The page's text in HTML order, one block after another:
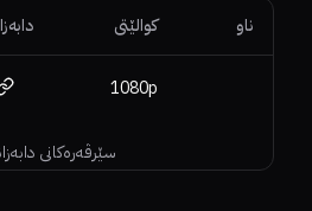
سێرڤەرەکانی
ناو کوالێتی
1080p